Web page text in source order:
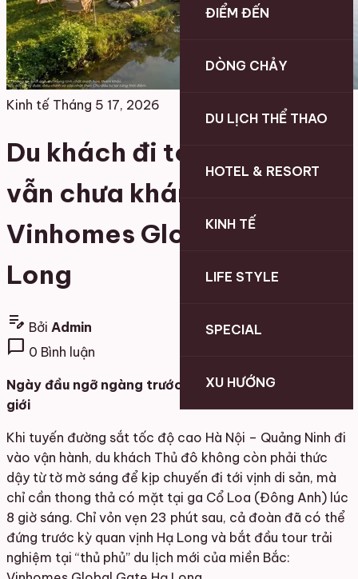
ĐIỂM ĐẾN
DÒNG CHẢY
DU LỊCH THỂ THAO
HOTEL & RESORT
KINH TẾ
LIFE STYLE
SPECIAL
XU HƯỚNG
Kinh tế Tháng 5 17, 2026
Du khách đi tour 3 ngày
vẫn chưa khám phá hết
Vinhomes Global Gate Hạ
Long
edit_note Bởi Admin
chat_bubble 0 Bình luận
Ngày đầu ngỡ ngàng trước thủy cung lớn nhất thế
giới
Khi tuyến đường sắt tốc độ cao Hà Nội – Quảng Ninh đi
vào vận hành, du khách Thủ đô không còn phải thức
dậy từ tờ mờ sáng để kịp chuyến đi tới vịnh di sản, mà
chỉ cần thong thả có mặt tại ga Cổ Loa (Đông Anh) lúc
8 giờ sáng. Chỉ vỏn vẹn 23 phút sau, cả đoàn đã có thể
đứng trước kỳ quan vịnh Hạ Long và bắt đầu tour trải
nghiệm tại “thủ phủ” du lịch mới của miền Bắc: